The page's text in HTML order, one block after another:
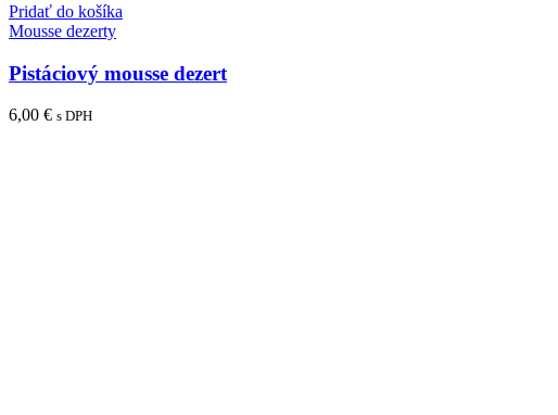
Pridať do košíka
Mousse dezerty
Pistáciový mousse dezert
6,00 € s DPH